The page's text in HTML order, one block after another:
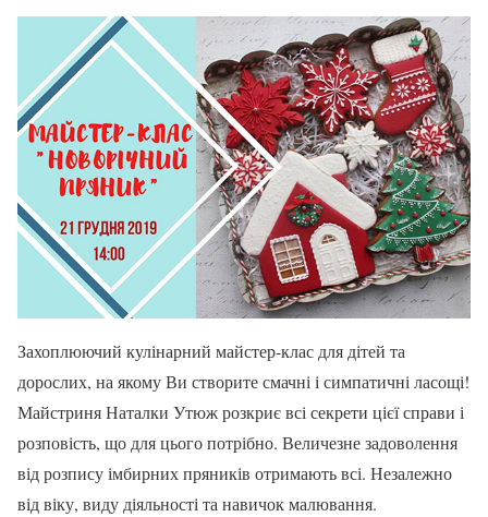
Захоплюючий кулінарний майстер-клас для дітей та
дорослих, на якому Ви створите смачні і симпатичні ласощі!
Майстриня Наталки Утюж розкриє всі секрети цієї справи і
розповість, що для цього потрібно. Величезне задоволення
від розпису імбирних пряників отримають всі. Незалежно
від віку, виду діяльності та навичок малювання.